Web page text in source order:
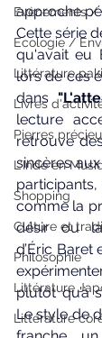
Evènements /
Ecologie /
Littérature
Livres
Pierres
L'Inde en
Shopping
Culture et
Philosophie
Littérature
Littérature
approche
Cette série
qu'avait eu
lors de ces
dans
lecture
retrouve
sincères
comme la
désir ou la
d’Éric Baret
plutôt qu’à
Le style de